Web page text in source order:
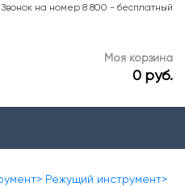
Звонок на номер 8 800 - бесплатный
Моя корзина
0 руб.
Режущий инструмент